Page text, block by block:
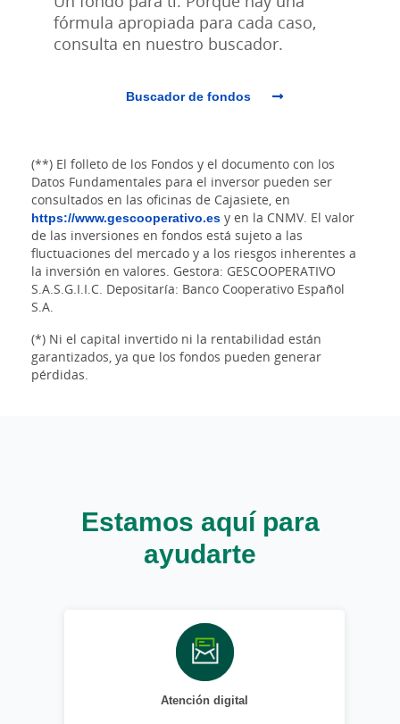
fórmula apropiada para cada caso,
consulta en nuestro buscador.
Buscador de fondos
(**) El folleto de los Fondos y el documento con los
Datos Fundamentales para el inversor pueden ser
consultados en las oficinas de Cajasiete, en
https://www.gescooperativo.es y en la CNMV. El valor
de las inversiones en fondos está sujeto a las
fluctuaciones del mercado y a los riesgos inherentes a
la inversión en valores. Gestora: GESCOOPERATIVO
S.A.S.G.I.I.C. Depositaría: Banco Cooperativo Español
S.A.
(*) Ni el capital invertido ni la rentabilidad están
garantizados, ya que los fondos pueden generar
pérdidas.
Estamos aquí para
ayudarte
Atención digital